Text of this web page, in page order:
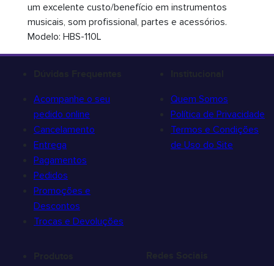
um excelente custo/benefício em instrumentos
musicais, som profissional, partes e acessórios.
Modelo: HBS-110L
Acompanhe o seu
pedido online
Cancelamento
Entrega
Pagamentos
Pedidos
Promoções e
Descontos
Trocas e Devoluções
Quem Somos
Política de Privacidade
Termos e Condições
de Uso do Site